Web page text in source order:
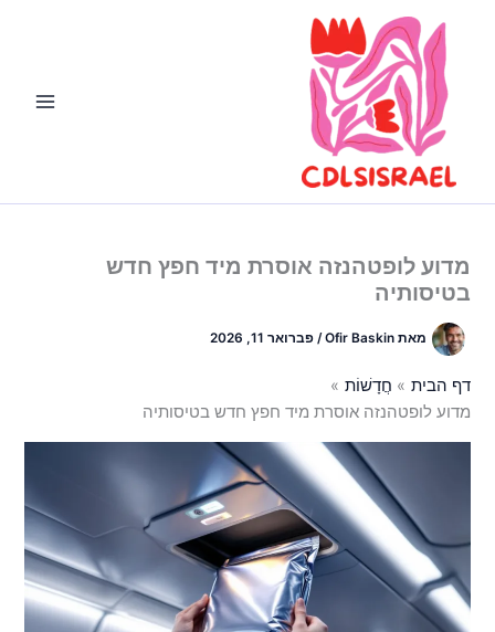
מדוע לופטהנזה אוסרת מיד חפץ חדש
בטיסותיה
מאתOfir Baskin
/פברואר 11, 2026
דף הבית
חֲדָשׁוֹת
מדוע לופטהנזה אוסרת מיד חפץ חדש בטיסותיה